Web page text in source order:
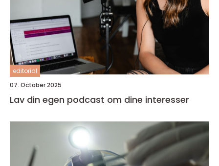
editorial
07. October 2025
Lav din egen podcast om dine interesser